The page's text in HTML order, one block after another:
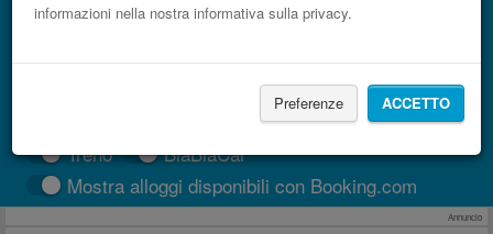
informazioni nella nostra informativa sulla privacy.
Preferenze ACCETTO
CERCA LE CORSE
Treno
BlaBlaCar
Mostra alloggi disponibili con Booking.com
Annuncio